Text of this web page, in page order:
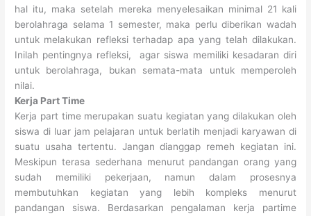
hal itu, maka setelah mereka menyelesaikan minimal 21 kali
berolahraga selama 1 semester, maka perlu diberikan wadah
untuk melakukan refleksi terhadap apa yang telah dilakukan.
Inilah pentingnya refleksi, agar siswa memiliki kesadaran diri
untuk berolahraga, bukan semata-mata untuk memperoleh
nilai.
Kerja Part Time
Kerja part time merupakan suatu kegiatan yang dilakukan oleh
siswa di luar jam pelajaran untuk berlatih menjadi karyawan di
suatu usaha tertentu. Jangan dianggap remeh kegiatan ini.
Meskipun terasa sederhana menurut pandangan orang yang
sudah memiliki pekerjaan, namun dalam prosesnya
membutuhkan kegiatan yang lebih kompleks menurut
pandangan siswa. Berdasarkan pengalaman kerja partime